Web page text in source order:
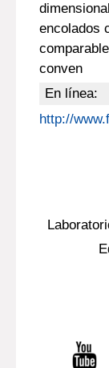
encolados
conven
En línea:
http://